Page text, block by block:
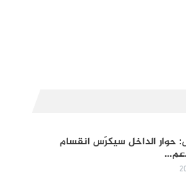
حوار الداخل سيكرّس انقسام